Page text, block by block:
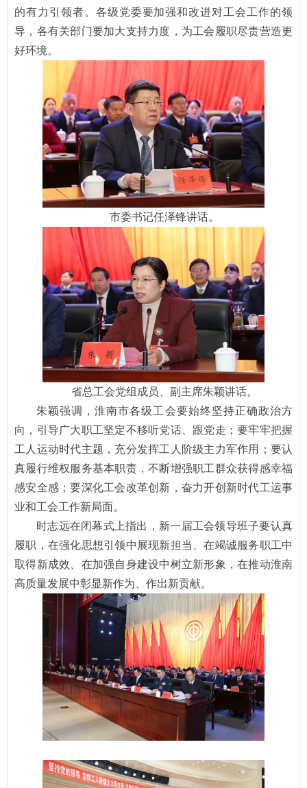
的有力引领者。各级党委要加强和改进对工会工作的领
导，各有关部门要加大支持力度，为工会履职尽责营造更
好环境。
市委书记任泽锋讲话。
省总工会党组成员、副主席朱颖讲话。
朱颖强调，淮南市各级工会要始终坚持正确政治方
向，引导广大职工坚定不移听党话、跟党走；要牢牢把握
工人运动时代主题，充分发挥工人阶级主力军作用；要认
真履行维权服务基本职责，不断增强职工群众获得感幸福
感安全感；要深化工会改革创新，奋力开创新时代工运事
业和工会工作新局面。
时志远在闭幕式上指出，新一届工会领导班子要认真
履职，在强化思想引领中展现新担当、在竭诚服务职工中
取得新成效、在加强自身建设中树立新形象，在推动淮南
高质量发展中彰显新作为、作出新贡献。